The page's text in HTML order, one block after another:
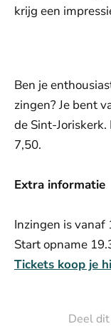
krijg een
De
Ben je
zingen? Je bent
de Sint-
7,50.
Extra informatie
Inzingen is vanaf
Start opname
Tickets koop je
Deel